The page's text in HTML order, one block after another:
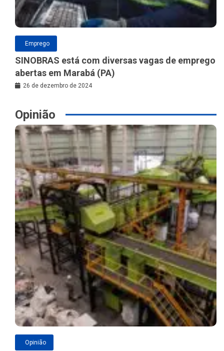
Emprego
SINOBRAS está com diversas vagas de emprego
abertas em Marabá (PA)
26 de dezembro de 2024
Opinião
Opinião